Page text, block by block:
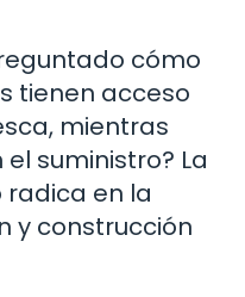
cómo
tienen acceso
mientras
suministro? La
en la
y construcción